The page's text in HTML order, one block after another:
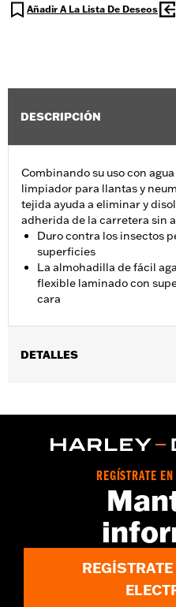
Añadir A La Lista De Deseos
DESCRIPCIÓN
Combinando su uso con
limpiador para llantas y
tejida ayuda a eliminar y
adherida de la carretera sin
Duro contra los insectos
superficies
La almohadilla de fácil
flexible laminado con
cara
DETALLES
Contenido del embalaje:
REGÍSTRATE